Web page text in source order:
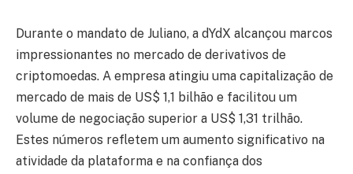
Durante o mandato de Juliano, a dYdX alcançou marcos
impressionantes no mercado de derivativos de
criptomoedas. A empresa atingiu uma capitalização de
mercado de mais de US$ 1,1 bilhão e facilitou um
volume de negociação superior a US$ 1,31 trilhão.
Estes números refletem um aumento significativo na
atividade da plataforma e na confiança dos